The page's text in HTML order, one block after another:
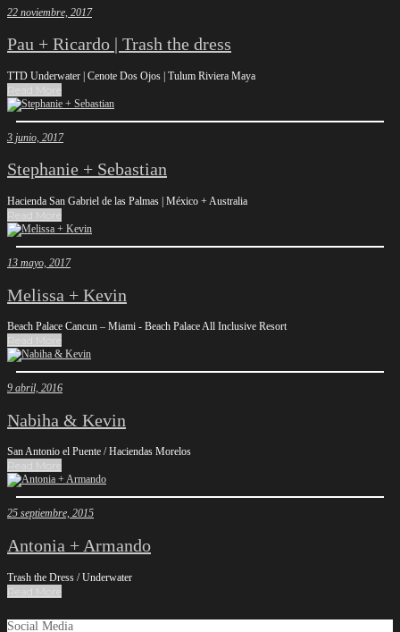
22 noviembre, 2017
Pau + Ricardo | Trash the dress
TTD Underwater | Cenote Dos Ojos | Tulum Riviera Maya
3 junio, 2017
Stephanie + Sebastian
Hacienda San Gabriel de las Palmas | México + Australia
13 mayo, 2017
Melissa + Kevin
Beach Palace Cancun – Miami - Beach Palace All Inclusive Resort
9 abril, 2016
Nabiha & Kevin
San Antonio el Puente / Haciendas Morelos
25 septiembre, 2015
Antonia + Armando
Trash the Dress / Underwater
Social Media